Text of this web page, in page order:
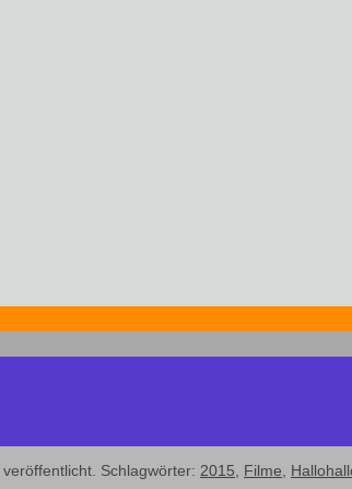
veröffentlicht. Schlagwörter: 2015, Filme,